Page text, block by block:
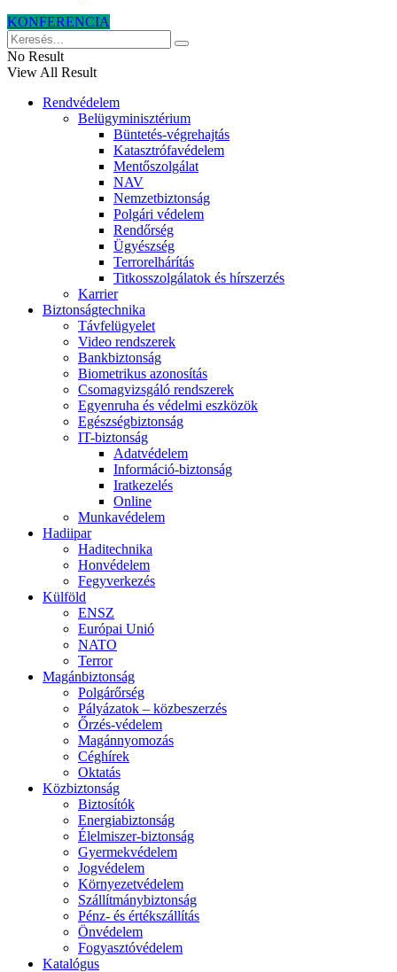
KONFERENCIA
No Result
View All Result
Rendvédelem
Belügyminisztérium
Büntetés-végrehajtás
Katasztrófavédelem
Mentőszolgálat
NAV
Nemzetbiztonság
Polgári védelem
Rendőrség
Ügyészség
Terrorelhárítás
Titkosszolgálatok és hírszerzés
Karrier
Biztonságtechnika
Távfelügyelet
Video rendszerek
Bankbiztonság
Biometrikus azonosítás
Csomagvizsgáló rendszerek
Egyenruha és védelmi eszközök
Egészségbiztonság
IT-biztonság
Adatvédelem
Információ-biztonság
Iratkezelés
Online
Munkavédelem
Hadiipar
Haditechnika
Honvédelem
Fegyverkezés
Külföld
ENSZ
Európai Unió
NATO
Terror
Magánbiztonság
Polgárőrség
Pályázatok – közbeszerzés
Őrzés-védelem
Magánnyomozás
Céghírek
Oktatás
Közbiztonság
Biztosítók
Energiabiztonság
Élelmiszer-biztonság
Gyermekvédelem
Jogvédelem
Környezetvédelem
Szállítmánybiztonság
Pénz- és értékszállítás
Önvédelem
Fogyasztóvédelem
Katalógus